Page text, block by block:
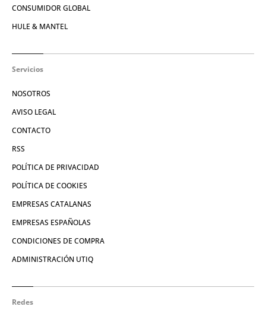
CONSUMIDOR GLOBAL
HULE & MANTEL
Servicios
NOSOTROS
AVISO LEGAL
CONTACTO
RSS
POLÍTICA DE PRIVACIDAD
POLÍTICA DE COOKIES
EMPRESAS CATALANAS
EMPRESAS ESPAÑOLAS
CONDICIONES DE COMPRA
ADMINISTRACIÓN UTIQ
Redes